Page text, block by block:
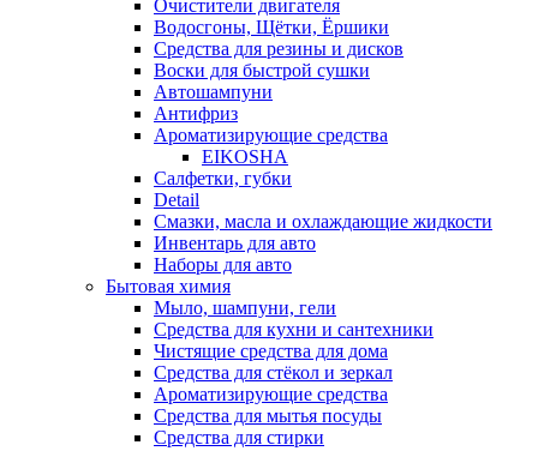
Очистители двигателя
Водосгоны, Щётки, Ёршики
Средства для резины и дисков
Воски для быстрой сушки
Автошампуни
Антифриз
Ароматизирующие средства
EIKOSHA
Салфетки, губки
Detail
Смазки, масла и охлаждающие жидкости
Инвентарь для авто
Наборы для авто
Бытовая химия
Мыло, шампуни, гели
Средства для кухни и сантехники
Чистящие средства для дома
Средства для стёкол и зеркал
Ароматизирующие средства
Средства для мытья посуды
Средства для стирки